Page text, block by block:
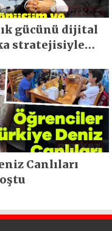
gücünü dijital
stratejisiyle
Canlıları